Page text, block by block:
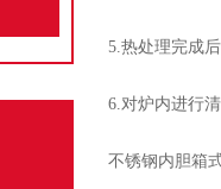
5.热处理完成后
6.对炉内进行清
不锈钢内胆箱式